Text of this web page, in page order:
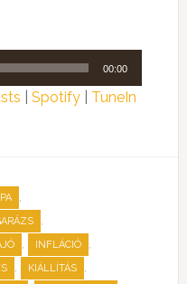
00:00
Spotify| TuneIn
,
,
, INFLÁCIÓ ,
, KIÁLLÍTÁS ,